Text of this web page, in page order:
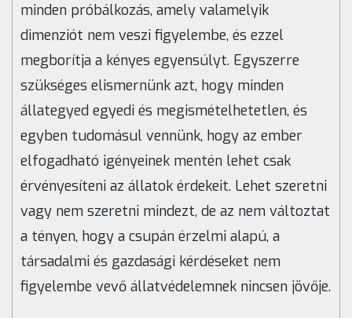
minden próbálkozás, amely valamelyik
dimenziót nem veszi figyelembe, és ezzel
megborítja a kényes egyensúlyt. Egyszerre
szükséges elismernünk azt, hogy minden
állategyed egyedi és megismételhetetlen, és
egyben tudomásul vennünk, hogy az ember
elfogadható igényeinek mentén lehet csak
érvényesíteni az állatok érdekeit. Lehet szeretni
vagy nem szeretni mindezt, de az nem változtat
a tényen, hogy a csupán érzelmi alapú, a
társadalmi és gazdasági kérdéseket nem
figyelembe vevő állatvédelemnek nincsen jövője.